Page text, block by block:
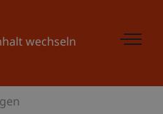
wechseln